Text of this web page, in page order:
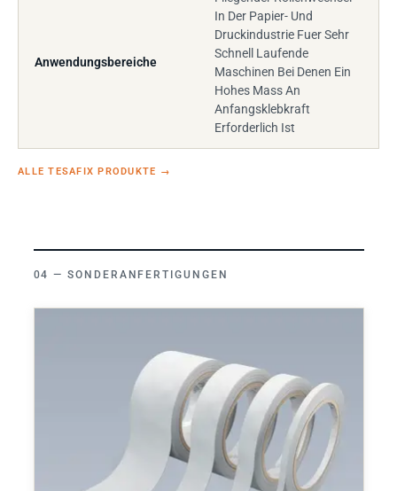
Anwendungsbereiche
In Der Papier- Und
Druckindustrie Fuer Sehr
Schnell Laufende
Maschinen Bei Denen Ein
Hohes Mass An
Anfangsklebkraft
Erforderlich Ist
ALLE TESAFIX PRODUKTE →
SONDERANFERTIGUNGEN